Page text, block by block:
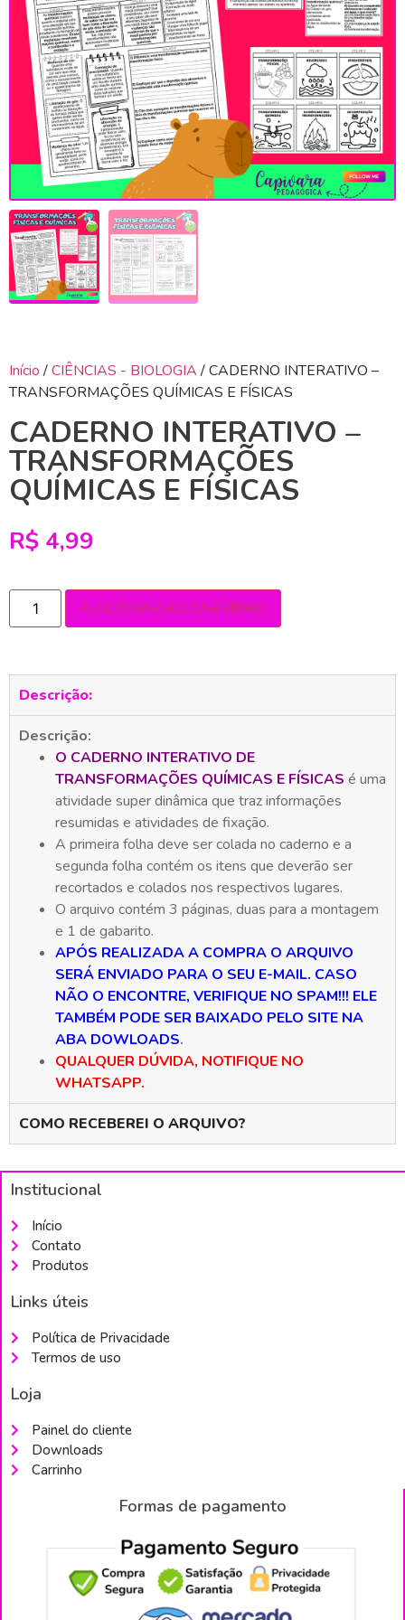
Início /CIÊNCIAS - BIOLOGIA / CADERNO INTERATIVO –
TRANSFORMAÇÕES QUÍMICAS E FÍSICAS
CADERNO INTERATIVO –
TRANSFORMAÇÕES
QUÍMICAS E FÍSICAS
R$ 4,99
ADICIONAR AO CARRINHO
Descrição:
Descrição:
O CADERNO INTERATIVO DE
TRANSFORMAÇÕES QUÍMICAS E FÍSICAS é uma
atividade super dinâmica que traz informações
resumidas e atividades de fixação.
A primeira folha deve ser colada no caderno e a
segunda folha contém os itens que deverão ser
recortados e colados nos respectivos lugares.
O arquivo contém 3 páginas, duas para a montagem
e 1 de gabarito.
APÓS REALIZADA A COMPRA O ARQUIVO
SERÁ ENVIADO PARA O SEU E-MAIL. CASO
NÃO O ENCONTRE, VERIFIQUE NO SPAM!!! ELE
TAMBÉM PODE SER BAIXADO PELO SITE NA
ABA DOWLOADS.
QUALQUER DÚVIDA, NOTIFIQUE NO
WHATSAPP.
COMO RECEBEREI O ARQUIVO?
Institucional
Início
Contato
Produtos
Links úteis
Política de Privacidade
Termos de uso
Loja
Painel do cliente
Downloads
Carrinho
Formas de pagamento